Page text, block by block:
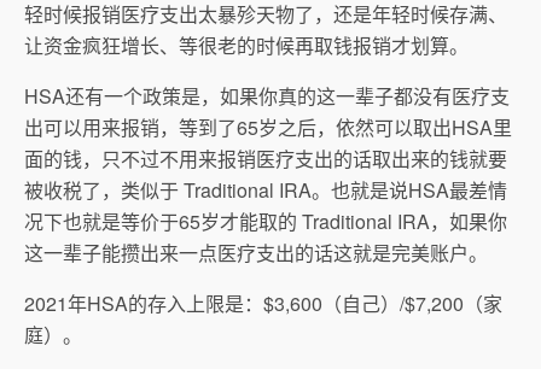
轻时候报销医疗支出太暴殄天物了，还是年轻时候存满、
让资金疯狂增长、等很老的时候再取钱报销才划算。
HSA还有一个政策是，如果你真的这一辈子都没有医疗支
出可以用来报销，等到了65岁之后，依然可以取出HSA里
面的钱，只不过不用来报销医疗支出的话取出来的钱就要
被收税了，类似于 Traditional IRA。也就是说HSA最差情
况下也就是等价于65岁才能取的 Traditional IRA，如果你
这一辈子能攒出来一点医疗支出的话这就是完美账户。
2021年HSA的存入上限是：$3,600（自己）/$7,200（家
庭）。